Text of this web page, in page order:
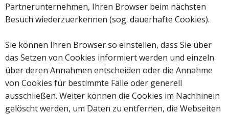
Partnerunternehmen, Ihren Browser beim nächsten
Besuch wiederzuerkennen (sog. dauerhafte Cookies).
Sie können Ihren Browser so einstellen, dass Sie über
das Setzen von Cookies informiert werden und einzeln
über deren Annahmen entscheiden oder die Annahme
von Cookies für bestimmte Fälle oder generell
ausschließen. Weiter können die Cookies im Nachhinein
gelöscht werden, um Daten zu entfernen, die Webseiten